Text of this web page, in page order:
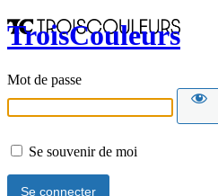
TroisCouleurs
Mot de passe
Se souvenir de moi